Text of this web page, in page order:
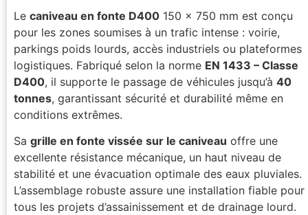
Le caniveau en fonte D400 150 x 750 mm est conçu
pour les zones soumises à un trafic intense : voirie,
parkings poids lourds, accès industriels ou plateformes
logistiques. Fabriqué selon la norme EN 1433 – Classe
D400, il supporte le passage de véhicules jusqu’à 40
tonnes, garantissant sécurité et durabilité même en
conditions extrêmes.
Sa grille en fonte vissée sur le caniveau offre une
excellente résistance mécanique, un haut niveau de
stabilité et une évacuation optimale des eaux pluviales.
L’assemblage robuste assure une installation fiable pour
tous les projets d’assainissement et de drainage lourd.